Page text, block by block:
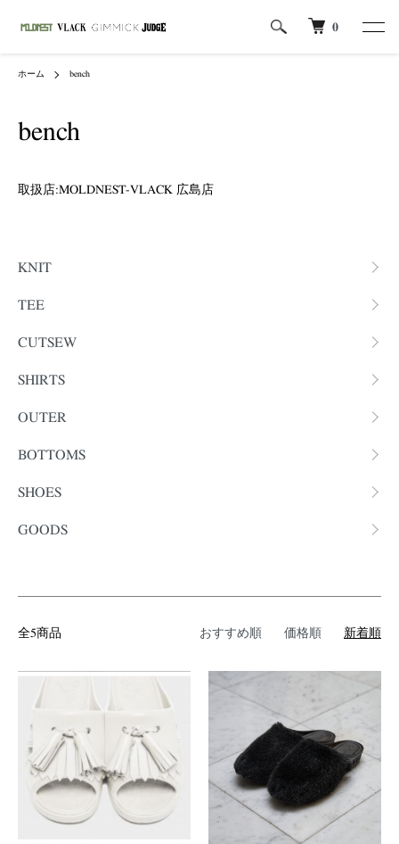
0
ホーム bench
bench
取扱店:MOLDNEST-VLACK 広島店
カテゴリー一覧
KNIT
TEE
CUTSEW
SHIRTS
OUTER
BOTTOMS
SHOES
GOODS
全5商品 おすすめ順 価格順 新着順